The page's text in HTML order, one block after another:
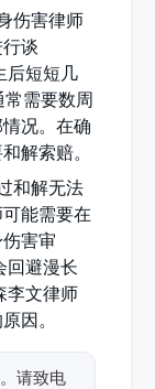
伤害律师
谈
后短短几
需要数周
况。在确
解索赔。
和解无法
能需要在
害审
回避漫长
李文律师
因。
请致电